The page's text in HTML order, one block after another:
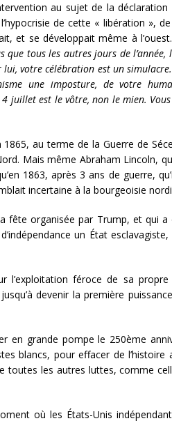
au sujet de la déclaration
de cette « libération »,
et se développait même à
tous les autres jours de
lui, votre célébration est un
une imposture, de votre
4 juillet est le vôtre, non le mien.
1865, au terme de la Guerre de
Mais même Abraham Lincoln,
1863, après 3 ans de guerre,
incertaine à la bourgeoisie
fête organisée par Trump, et qui
un État
l’exploitation féroce de sa
devenir la première
en grande pompe le 250ème
blancs, pour effacer de
toutes les autres luttes, comme
où les États-Unis